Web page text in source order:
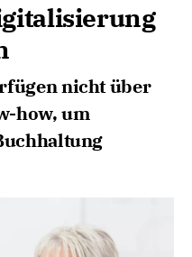
nicht über
how, um